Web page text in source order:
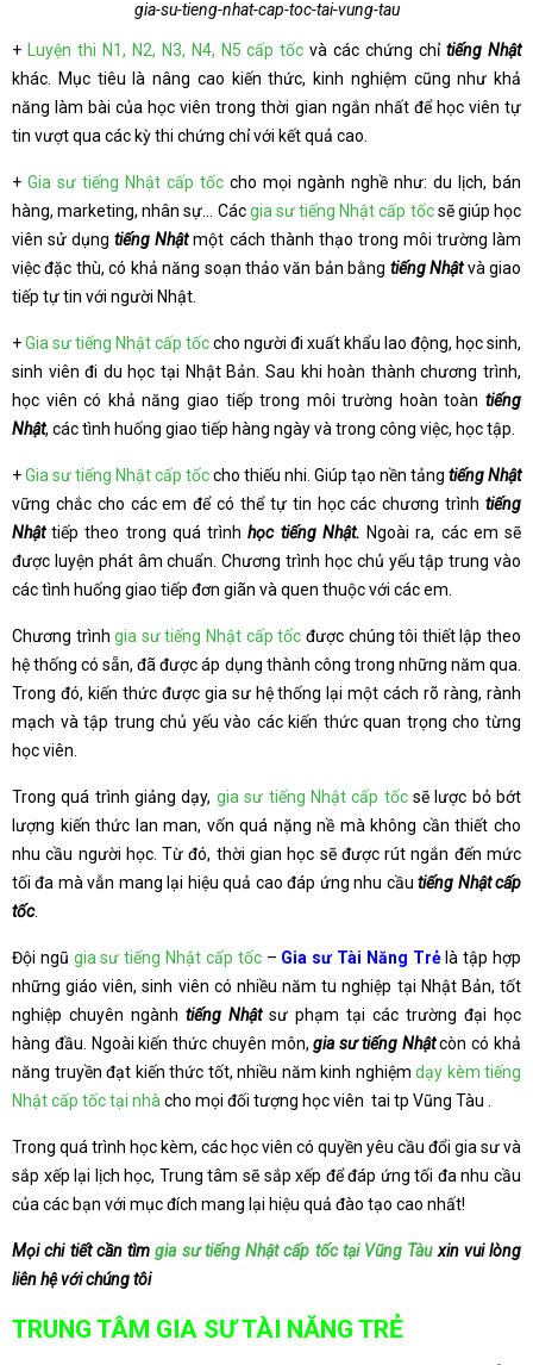
gia-su-tieng-nhat-cap-toc-tai-vung-tau
+ Luyện thi N1, N2, N3, N4, N5 cấp tốc và các chứng chỉtiếng Nhật
khác. Mục tiêu là nâng cao kiến thức, kinh nghiệm cũng như khả
năng làm bài của học viên trong thời gian ngắn nhất để học viên tự
tin vượt qua các kỳ thi chứng chỉ với kết quả cao.
+ Gia sư tiếng Nhật cấp tốc cho mọi ngành nghề như: du lịch, bán
hàng, marketing, nhân sự… Cácgia sư tiếng Nhật cấp tốcsẽ giúp học
viên sử dụngtiếng Nhậtmột cách thành thạo trong môi trường làm
việc đặc thù, có khả năng soạn thảo văn bản bằng tiếng Nhật và giao
tiếp tự tin với người Nhật.
+Gia sư tiếng Nhật cấp tốccho người đi xuất khẩu lao động, học sinh,
sinh viên đi du học tại Nhật Bản. Sau khi hoàn thành chương trình,
học viên có khả năng giao tiếp trong môi trường hoàn toàn tiếng
Nhật, các tình huống giao tiếp hàng ngày và trong công việc, học tập.
+Gia sư tiếng Nhật cấp tốccho thiếu nhi. Giúp tạo nền tảng tiếng Nhật
vững chắc cho các em để có thể tự tin học các chương trình tiếng
Nhật tiếp theo trong quá trìnhhọc tiếng Nhật. Ngoài ra, các em sẽ
được luyện phát âm chuẩn. Chương trình học chủ yếu tập trung vào
các tình huống giao tiếp đơn giãn và quen thuộc với các em.
Chương trìnhgia sư tiếng Nhật cấp tốc được chúng tôi thiết lập theo
hệ thống có sẵn, đã được áp dụng thành công trong những năm qua.
Trong đó, kiến thức được gia sư hệ thống lại một cách rõ ràng, rành
mạch và tập trung chủ yếu vào các kiến thức quan trọng cho từng
học viên.
Trong quá trình giảng dạy, gia sư tiếng Nhật cấp tốcsẽ lược bỏ bớt
lượng kiến thức lan man, vốn quá nặng nề mà không cần thiết cho
nhu cầu người học. Từ đó, thời gian học sẽ được rút ngắn đến mức
tối đa mà vẫn mang lại hiệu quả cao đáp ứng nhu cầutiếng Nhật cấp
tốc.
Đội ngũ gia sư tiếng Nhật cấp tốc– Gia sư Tài Năng Trẻlà tập hợp
những giáo viên, sinh viên có nhiều năm tu nghiệp tại Nhật Bản, tốt
nghiệp chuyên ngành tiếng Nhậtsư phạm tại các trường đại học
hàng đầu. Ngoài kiến thức chuyên môn,gia sư tiếng Nhậtcòn có khả
năng truyền đạt kiến thức tốt, nhiều năm kinh nghiệm dạy kèm tiếng
Nhật cấp tốc tại nhàcho mọi đối tượng học viên tai tp Vũng Tàu .
Trong quá trình học kèm, các học viên có quyền yêu cầu đổi gia sư và
sắp xếp lại lịch học, Trung tâm sẽ sắp xếp để đáp ứng tối đa nhu cầu
của các bạn với mục đích mang lại hiệu quả đào tạo cao nhất!
Mọi chi tiết cần tìmgia sư tiếng Nhật cấp tốc tại Vũng Tàuxin vui lòng
liên hệ với chúng tôi
TRUNG TÂM GIA SƯ TÀI NĂNG TRẺ